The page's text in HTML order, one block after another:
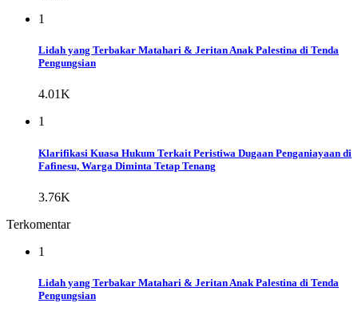
1
Lidah yang Terbakar Matahari & Jeritan Anak Palestina di Tenda
Pengungsian
4.01K
1
Klarifikasi Kuasa Hukum Terkait Peristiwa Dugaan Penganiayaan di
Fafinesu, Warga Diminta Tetap Tenang
3.76K
Terkomentar
1
Lidah yang Terbakar Matahari & Jeritan Anak Palestina di Tenda
Pengungsian